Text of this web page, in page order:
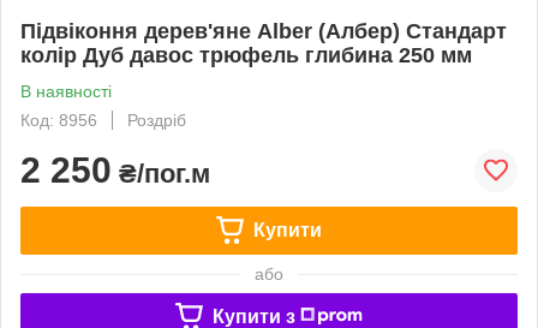
Підвіконня дерев'яне Alber (Албер) Стандарт
колір Дуб давос трюфель глибина 250 мм
В наявності
Код: 8956
Роздріб
2 250 ₴/пог.м
Купити
або
Купити з